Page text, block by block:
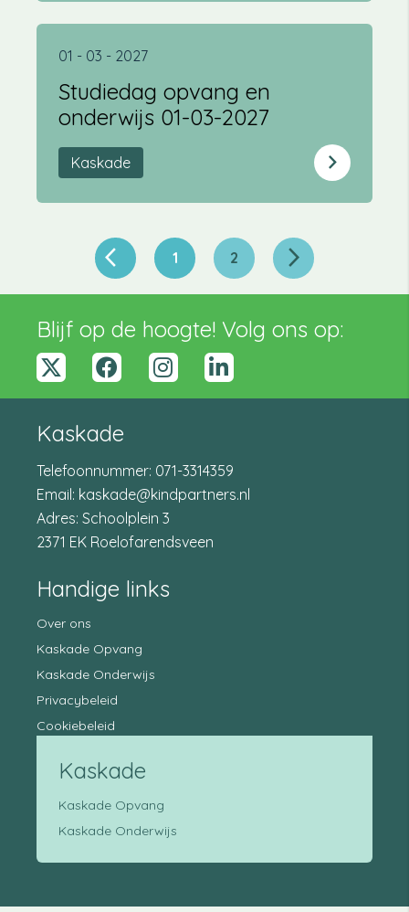
01 - 03 - 2027
Studiedag opvang en
onderwijs 01-03-2027
Kaskade
arrow_back_ios 1 2 arrow_forward_ios
Blijf op de hoogte! Volg ons op:
x-
twitter
FacebookInstagramlinkedin-
in
Kaskade
Telefoonnummer: 071-3314359
Email: kaskade@kindpartners.nl
Adres: Schoolplein 3
2371 EK Roelofarendsveen
Handige links
Over ons
Kaskade Opvang
Kaskade Onderwijs
Privacybeleid
Cookiebeleid
Kaskade
Kaskade Opvang
Kaskade Onderwijs